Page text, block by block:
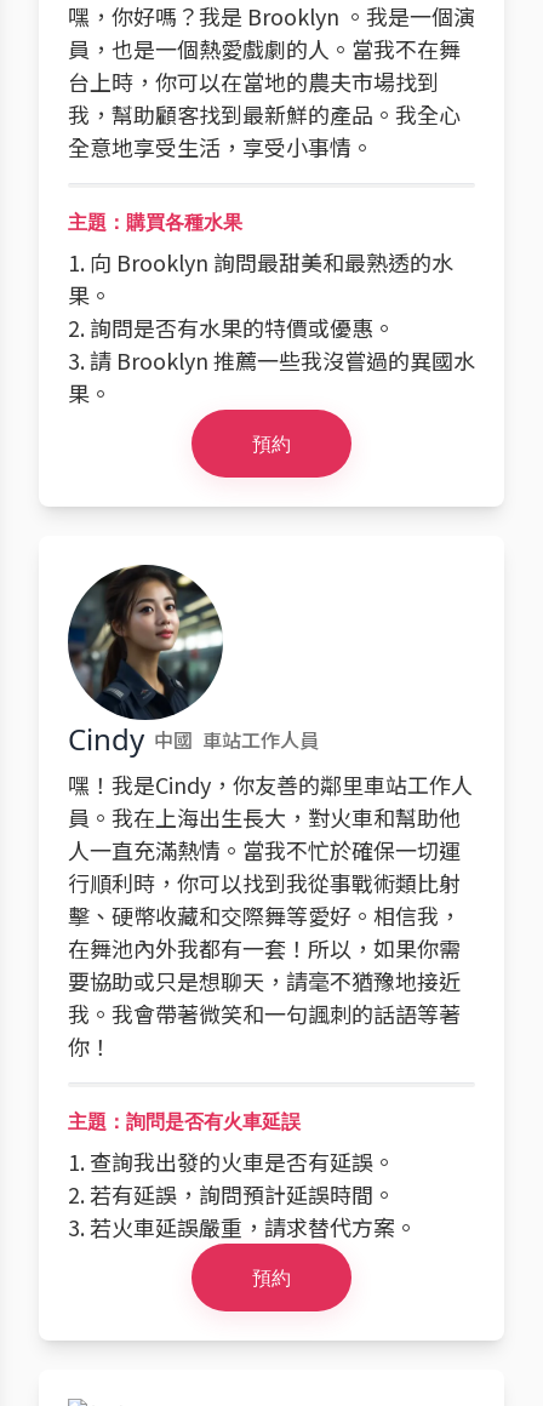
嘿，你好嗎？我是 Brooklyn 。我是一個演
員，也是一個熱愛戲劇的人。當我不在舞
台上時，你可以在當地的農夫市場找到
我，幫助顧客找到最新鮮的產品。我全心
全意地享受生活，享受小事情。
主題：購買各種水果
1. 向 Brooklyn 詢問最甜美和最熟透的水
果。
2. 詢問是否有水果的特價或優惠。
3. 請 Brooklyn 推薦一些我沒嘗過的異國水
果。
預約
Cindy 中國 車站工作人員
嘿！我是Cindy，你友善的鄰里車站工作人
員。我在上海出生長大，對火車和幫助他
人一直充滿熱情。當我不忙於確保一切運
行順利時，你可以找到我從事戰術類比射
擊、硬幣收藏和交際舞等愛好。相信我，
在舞池內外我都有一套！所以，如果你需
要協助或只是想聊天，請毫不猶豫地接近
我。我會帶著微笑和一句諷刺的話語等著
你！
主題：詢問是否有火車延誤
1. 查詢我出發的火車是否有延誤。
2. 若有延誤，詢問預計延誤時間。
3. 若火車延誤嚴重，請求替代方案。
預約